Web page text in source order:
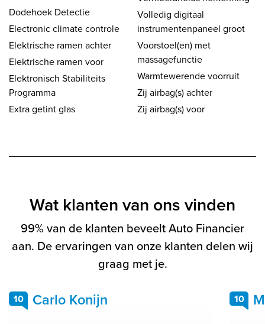
Dodehoek Detectie
Electronic climate controle
Elektrische ramen achter
Elektrische ramen voor
Elektronisch Stabiliteits
Programma
Extra getint glas
Volledig digitaal
instrumentenpaneel groot
Voorstoel(en) met
massagefunctie
Warmtewerende voorruit
Zij airbag(s) achter
Zij airbag(s) voor
Wat klanten van ons vinden
99% van de klanten beveelt Auto Financier
aan. De ervaringen van onze klanten delen wij
graag met je.
10 Carlo Konijn 10